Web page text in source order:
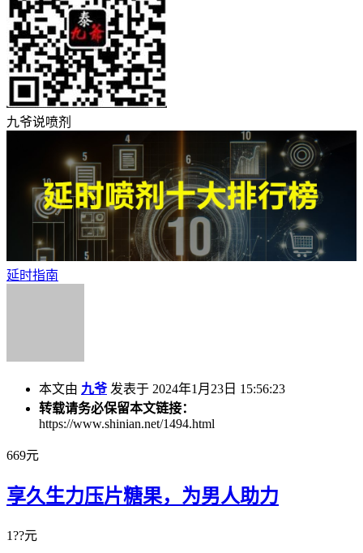
九爷说喷剂
延时指南
本文由 九爷发表于 2024年1月23日 15:56:23
转载请务必保留本文链接：
https://www.shinian.net/1494.html
669元
享久生力压片糖果，为男人助力
1??元